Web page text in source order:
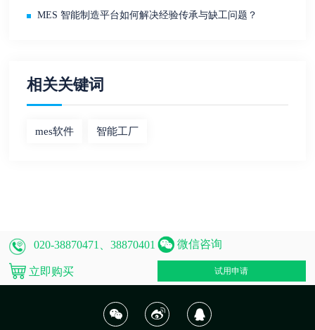
MES 智能制造平台如何解决经验传承与缺工问题？
相关关键词
mes软件 智能工厂
020-38870471、38870401 微信咨询
立即购买 试用申请